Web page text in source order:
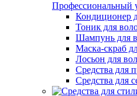
Профессиональный
Кондиционер
Тоник для
Шампунь для
Маска-скраб
Лосьон для
Средства для
Средства для